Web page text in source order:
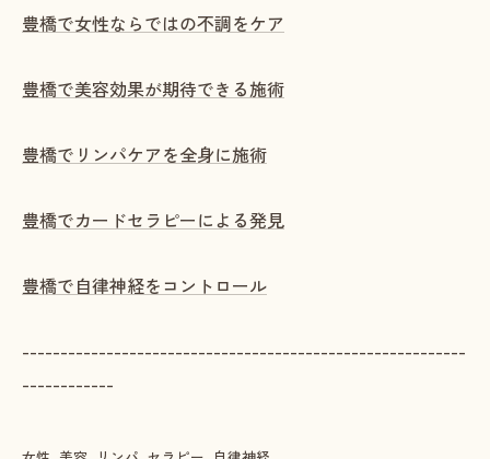
豊橋で女性ならではの不調をケア
豊橋で美容効果が期待できる施術
豊橋でリンパケアを全身に施術
豊橋でカードセラピーによる発見
豊橋で自律神経をコントロール
----------------------------------------------------------
------------